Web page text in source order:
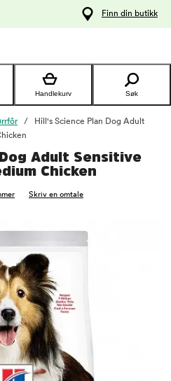
Finn din butikk
Handlekurv Søk
Hill's Science Plan Dog Adult
Adult Sensitive
Chicken
Skriv en omtale